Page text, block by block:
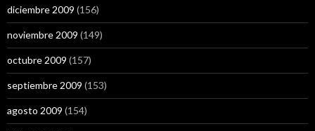
diciembre 2009 (156)
noviembre 2009 (149)
octubre 2009 (157)
septiembre 2009 (153)
agosto 2009 (154)